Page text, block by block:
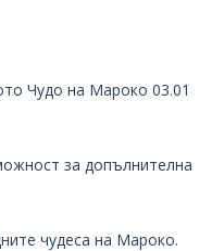
Чудо на Мароко 03.01
за допълнителнa
чудеса на Мароко.